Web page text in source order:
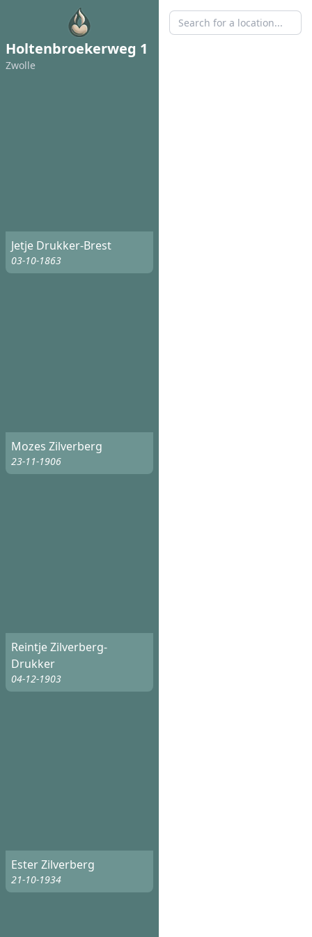
Holtenbroekerweg 1
Zwolle
Jetje Drukker-Brest
03-10-1863
Mozes Zilverberg
23-11-1906
Reintje Zilverberg-
Drukker
04-12-1903
Ester Zilverberg
21-10-1934